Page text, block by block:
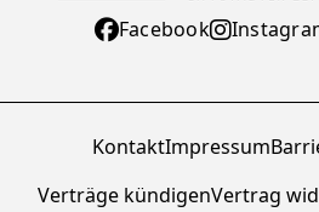
Facebook
KontaktImpressum
Verträge kündigenVertrag